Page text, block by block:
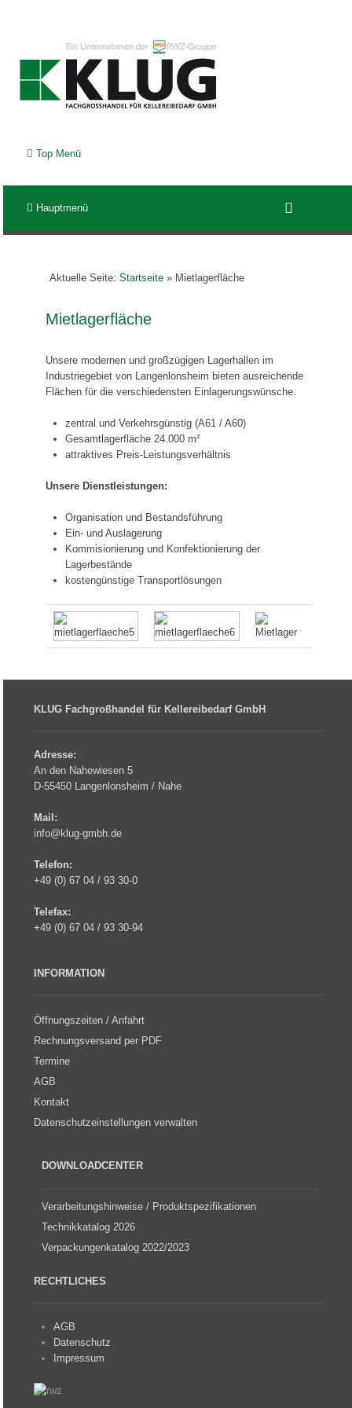
Top Menü
Hauptmenü
Aktuelle Seite:Startseite » Mietlagerfläche
Mietlagerfläche
Unsere modernen und großzügigen Lagerhallen im
Industriegebiet von Langenlonsheim bieten ausreichende
Flächen für die verschiedensten Einlagerungswünsche.
zentral und Verkehrsgünstig (A61 / A60)
Gesamtlagerfläche 24.000 m²
attraktives Preis-Leistungsverhältnis
Unsere Dienstleistungen:
Organisation und Bestandsführung
Ein- und Auslagerung
Kommisionierung und Konfektionierung der
Lagerbestände
kostengünstige Transportlösungen
KLUG Fachgroßhandel für Kellereibedarf GmbH
Adresse:
An den Nahewiesen 5
D-55450 Langenlonsheim / Nahe
Mail:
info@klug-gmbh.de
Telefon:
+49 (0) 67 04 / 93 30-0
Telefax:
+49 (0) 67 04 / 93 30-94
INFORMATION
Öffnungszeiten / Anfahrt
Rechnungsversand per PDF
Termine
AGB
Kontakt
Datenschutzeinstellungen verwalten
DOWNLOADCENTER
Verarbeitungshinweise / Produktspezifikationen
Technikkatalog 2026
Verpackungenkatalog 2022/2023
RECHTLICHES
AGB
Datenschutz
Impressum